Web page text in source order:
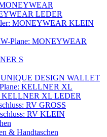
LEDER
MONEYWEAR KLEIN
Plane: MONEYWEAR
S
UNIQUE DESIGN WALLET
KELLNER XL
KELLNER XL LEDER
RV GROSS
RV KLEIN
& Handtaschen